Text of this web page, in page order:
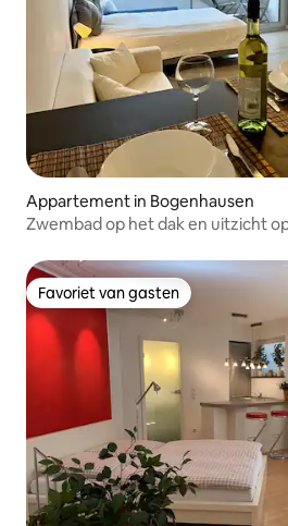
Appartement in Bogenhausen
Zwembad op het dak en uitzicht
Favoriet van gasten
Favoriet van gasten